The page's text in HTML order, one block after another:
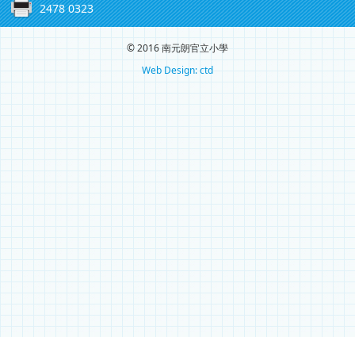
2478 0323
© 2016 南元朗官立小學
Web Design: ctd